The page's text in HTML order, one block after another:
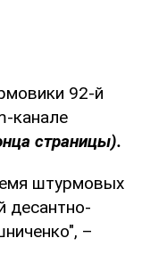
92-й
канале
страницы).
штурмовых
десантно-
–